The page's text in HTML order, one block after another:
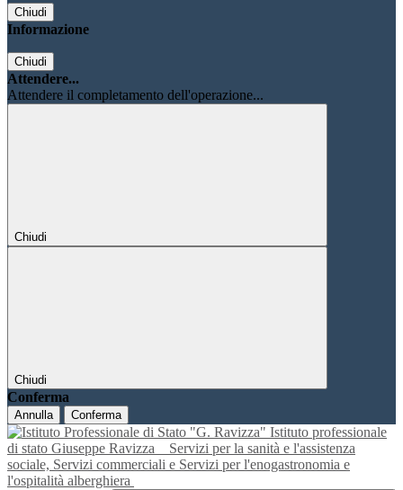
Chiudi
Informazione
Chiudi
Attendere...
Attendere il completamento dell'operazione...
Chiudi
Chiudi
Conferma
Annulla Conferma
Istituto professionale
di stato Giuseppe Ravizza
Servizi per la sanità e l'assistenza
sociale, Servizi commerciali e Servizi per l'enogastronomia e
l'ospitalità alberghiera